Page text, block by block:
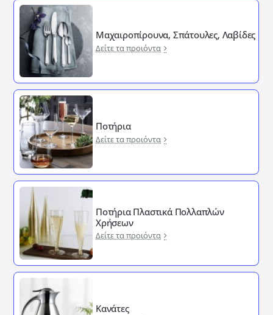
Μαχαιροπίρουνα, Σπάτουλες, Λαβίδες
Δείτε τα προιόντα
Ποτήρια
Δείτε τα προιόντα
Ποτήρια Πλαστικά Πολλαπλών
Χρήσεων
Δείτε τα προιόντα
Κανάτες